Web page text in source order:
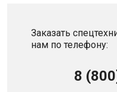
Заказать
нам по телефону:
8